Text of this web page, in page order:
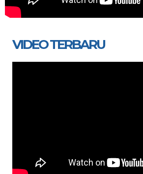
VIDEO TERBARU